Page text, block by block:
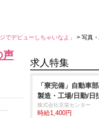
でデビューしちゃいなよ」 > 写真
声
求人特集
「寮完備」自動車
製造・工場/日勤/日
株式会社京栄センター
時給1,400円